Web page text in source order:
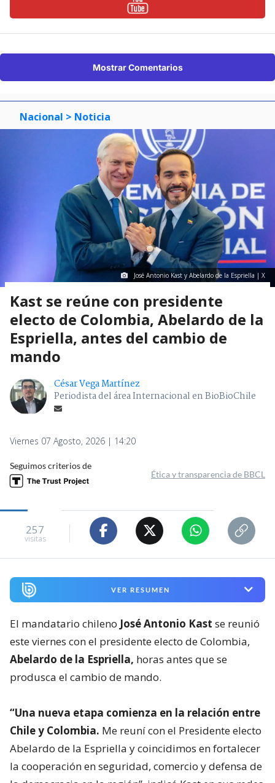
Mostrar Comentarios
Nacional > Noticia
José Antonio Kast y Abelardo de la Espriella | X
Kast se reúne con presidente
electo de Colombia, Abelardo de la
Espriella, antes del cambio de
mando
César Vega Martínez
Periodista del área Internacional en BioBioChile
Viernes 07 Agosto, 2026 | 14:20
Seguimos criterios de
Ética y transparencia de BBCL
257
visitas
VER RESUMEN
El mandatario chileno José Antonio Kast se reunió
este viernes con el presidente electo de Colombia,
Abelardo de la Espriella, horas antes que se
produsca el cambio de mando.
“Una nueva etapa comienza en la relación entre
Chile y Colombia. Me reuní con el Presidente electo
Abelardo de la Espriella y coincidimos en fortalecer
la cooperación en seguridad, comercio y defensa de